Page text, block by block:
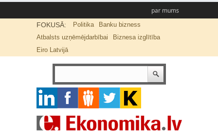
par mums
FOKUSĀ: Politika
Banku bizness
Atbalsts uzņēmējdarbībai
Biznesa izglītība
Eiro Latvijā